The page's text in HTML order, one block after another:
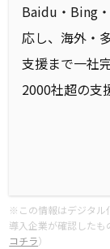
Baidu・Bing
応し、海外・
支援まで一社
2000社超の支
※この情報はデジタル
導入企業が確認した
コチラ）